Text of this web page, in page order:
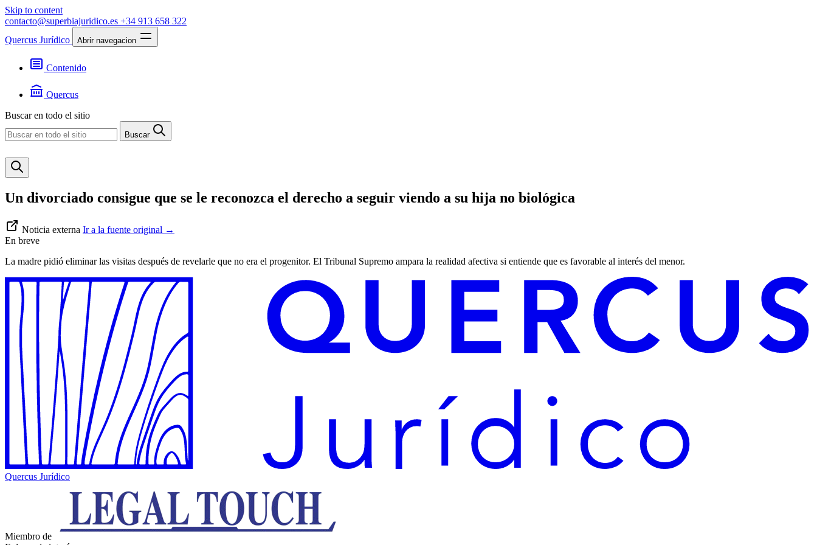
Skip to content
contacto@superbiajuridico.es +34 913 658 322
Quercus Jurídico
Abrir navegacion
Contenido
Noticias
Quercus
Contacto
Buscar en todo el sitio
Buscar
Un divorciado consigue que se le reconozca el derecho a seguir viendo a su hija no biológica
Noticia externa Ir a la fuente original →
En breve
La madre pidió eliminar las visitas después de revelarle que no era el progenitor. El Tribunal Supremo ampara la realidad afectiva si entiende que es favorable al interés del menor.
Quercus Jurídico
Miembro de